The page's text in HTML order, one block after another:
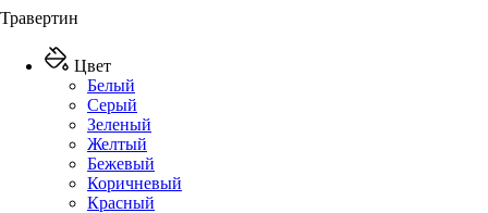
Травертин
Цвет
Белый
Серый
Зеленый
Желтый
Бежевый
Коричневый
Красный